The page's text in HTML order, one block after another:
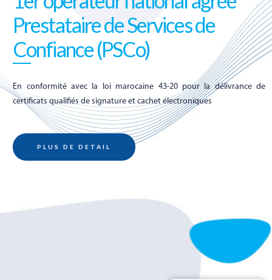
Prestataire de Services de
Confiance (PSCo)
En conformité avec la loi marocaine 43-20 pour la délivrance de
certificats qualifiés de signature et cachet électroniques
PLUS DE DETAIL